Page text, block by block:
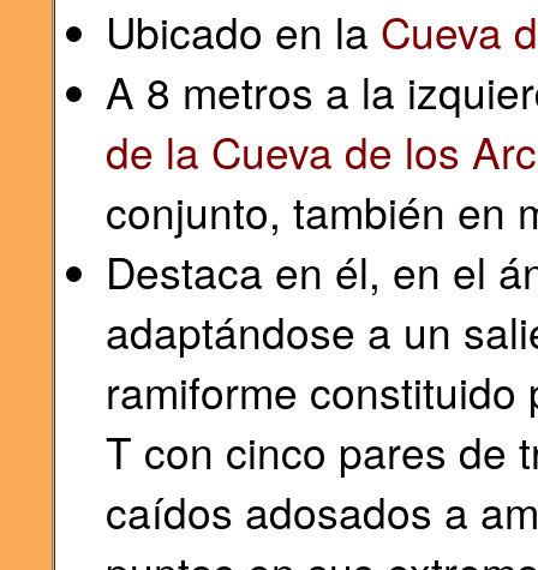
Ubicado en la Cueva
A 8 metros a la
de la Cueva de los
conjunto, también en
Destaca en él, en el
adaptándose a un
ramiforme
T con cinco pares de
caídos adosados a